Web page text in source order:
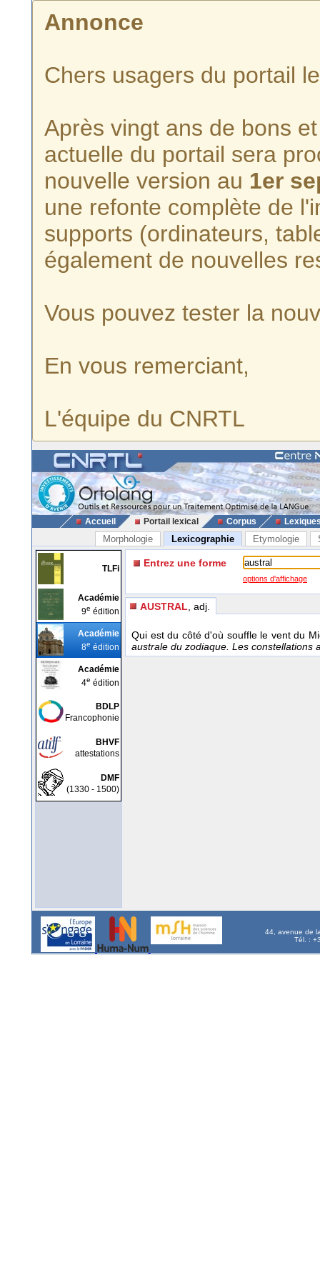
Annonce
Chers usagers du portail
Après vingt ans de bons
actuelle du portail sera
nouvelle version au 1er
une refonte complète de
supports (ordinateurs,
également de nouvelles
Vous pouvez tester la
En vous remerciant,
L'équipe du CNRTL
Accueil Portail lexical Corpus
Morphologie Lexicographie Etymologie
TLFi
Académie
9e édition
Académie
8e édition
Académie
4e édition
BDLP
Francophonie
BHVF
attestations
DMF
(1330 - 1500)
Entrez une forme
options d'affichage
AUSTRAL , adj.
Qui est du côté d'où souffle le vent du
australe du zodiaque. Les constellations
44, avenue de
Tél. :